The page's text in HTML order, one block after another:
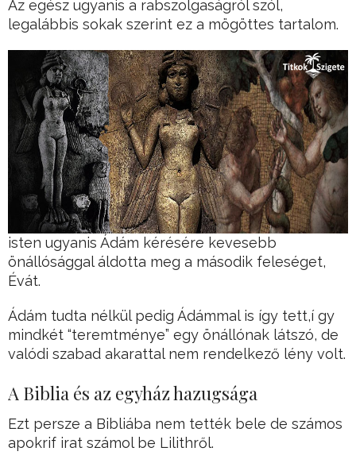
Az egész ugyanis a rabszolgaságról szól,
legalábbis sokak szerint ez a mögöttes tartalom.
isten ugyanis Ádám kérésére kevesebb
önállósággal áldotta meg a második feleséget,
Évát.
Ádám tudta nélkül pedig Ádámmal is így tett,í gy
mindkét “teremtménye” egy önállónak látszó, de
valódi szabad akarattal nem rendelkező lény volt.
A Biblia és az egyház hazugsága
Ezt persze a Bibliába nem tették bele de számos
apokrif irat számol be Lilithről.